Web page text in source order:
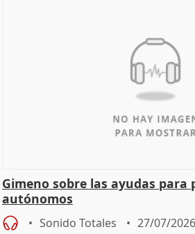
Gimeno sobre las ayudas para
autónomos
Sonido Totales 27/07/2026